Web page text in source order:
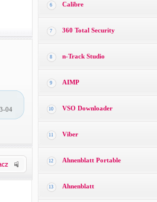
04
6 Calibre
7 360 Total Security
8 n-Track Studio
9 AIMP
10 VSO Downloader
11 Viber
12 Ahnenblatt Portable
13 Ahnenblatt